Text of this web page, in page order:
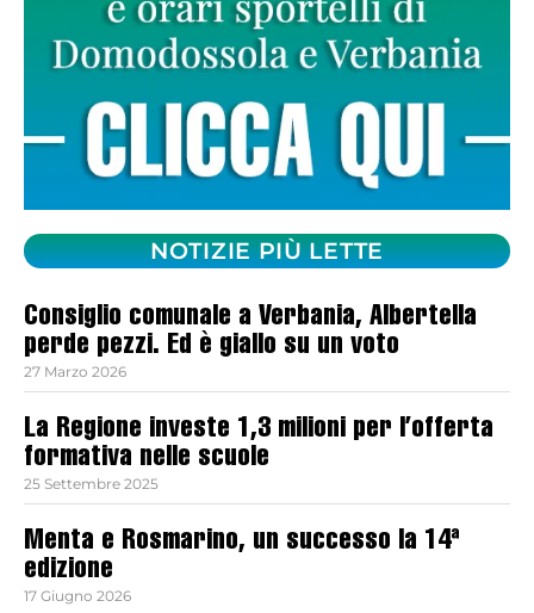
NOTIZIE PIÙ LETTE
Consiglio comunale a Verbania, Albertella
perde pezzi. Ed è giallo su un voto
27 Marzo 2026
La Regione investe 1,3 milioni per l’offerta
formativa nelle scuole
25 Settembre 2025
Menta e Rosmarino, un successo la 14ª
edizione
17 Giugno 2026